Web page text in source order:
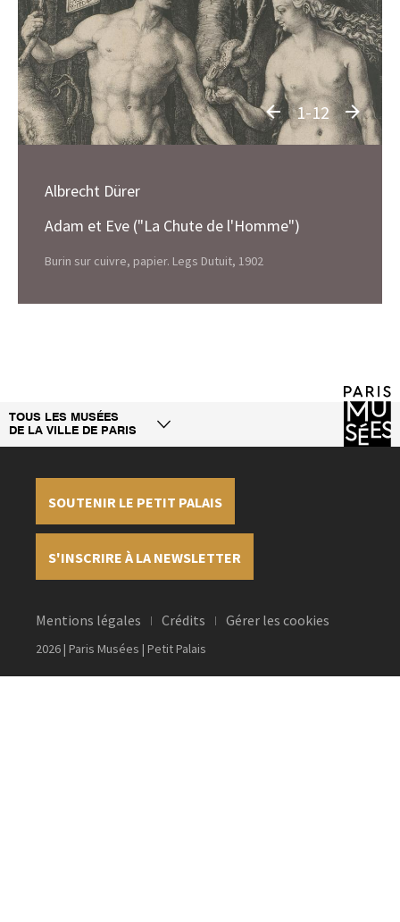
Albrecht Dürer
Adam et Eve ("La Chute de l'Homme")
Burin sur cuivre, papier. Legs Dutuit, 1902
1-12
TOUS LES MUSÉES
DE LA VILLE DE PARIS
SOUTENIR LE PETIT PALAIS
S'INSCRIRE À LA NEWSLETTER
Mentions légales Crédits Gérer les cookies
2026 | Paris Musées | Petit Palais